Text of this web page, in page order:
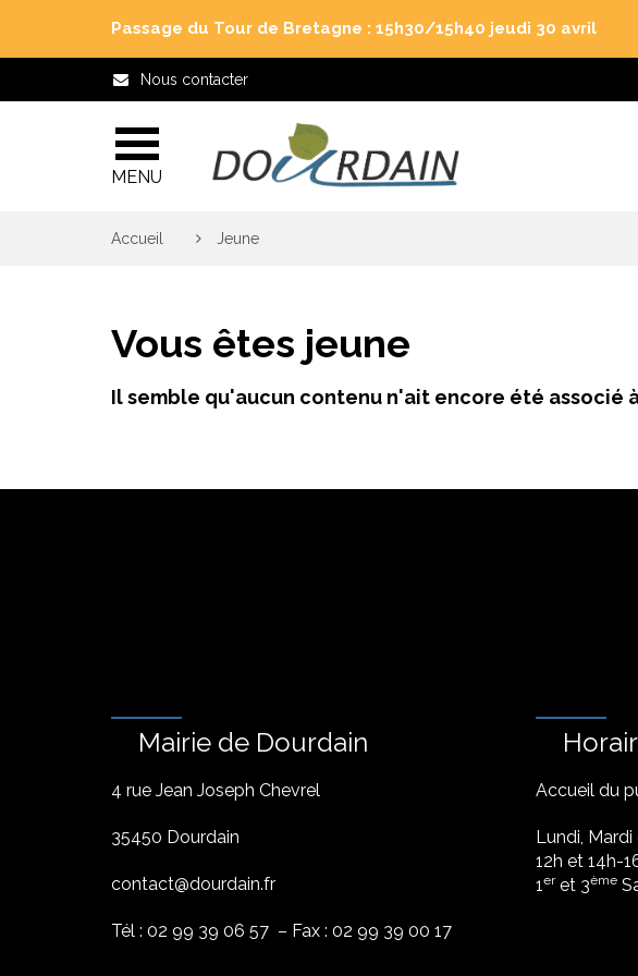
Passage du Tour de Bretagne : 15h30/15h40 jeudi 30 avril
Nous contacter
MENU
Accueil Jeune
Vous êtes jeune
Il semble qu'aucun contenu n'ait encore été associé
Mairie de Dourdain
4 rue Jean Joseph Chevrel
35450 Dourdain
contact@dourdain.fr
Tél : 02 99 39 06 57 – Fax : 02 99 39 00 17
Accueil du
Lundi,
12h et 14h-
1eret 3ème